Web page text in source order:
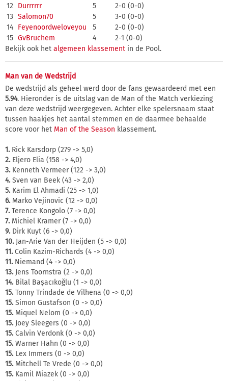
12 Durrrrrr 5
2-0 (0-0)
13 Salomon70 5
3-0 (0-0)
14 Feyenoordweloveyou 5
2-0 (0-0)
15 GvBruchem 4
2-1 (0-0)
Bekijk ook het algemeen klassement in de Pool.
Man van de Wedstrijd
De wedstrijd als geheel werd door de fans gewaardeerd met een
5.94. Hieronder is de uitslag van de Man of the Match verkiezing
van deze wedstrijd weergegeven. Achter elke spelersnaam staat
tussen haakjes het aantal stemmen en de daarmee behaalde
score voor het Man of the Season klassement.
1.Rick Karsdorp (279 -> 5,0)
2.Eljero Elia (158 -> 4,0)
3.Kenneth Vermeer (122 -> 3,0)
4.Sven van Beek (43 -> 2,0)
5.Karim El Ahmadi (25 -> 1,0)
6.Marko Vejinovic (12 -> 0,0)
7.Terence Kongolo (7 -> 0,0)
7.Michiel Kramer (7 -> 0,0)
9.Dirk Kuyt (6 -> 0,0)
10.Jan-Arie Van der Heijden (5 -> 0,0)
11.Colin Kazim-Richards (4 -> 0,0)
11.Niemand (4 -> 0,0)
13.Jens Toornstra (2 -> 0,0)
14.Bilal Başacıkoğlu (1 -> 0,0)
15.Tonny Trindade de Vilhena (0 -> 0,0)
15.Simon Gustafson (0 -> 0,0)
15.Miquel Nelom (0 -> 0,0)
15.Joey Sleegers (0 -> 0,0)
15.Calvin Verdonk (0 -> 0,0)
15.Warner Hahn (0 -> 0,0)
15.Lex Immers (0 -> 0,0)
15.Mitchell Te Vrede (0 -> 0,0)
15.Kamil Miazek (0 -> 0,0)